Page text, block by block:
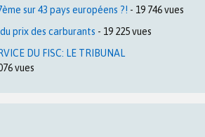
sur 43 pays européens ?! - 19 746 vues
prix des carburants - 19 225 vues
DU FISC: LE TRIBUNAL
vues